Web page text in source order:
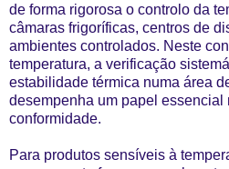
de forma rigorosa o controlo da
câmaras frigoríficas, centros de
ambientes controlados. Neste
temperatura, a verificação
estabilidade térmica numa área
desempenha um papel essencial
conformidade.
Para produtos sensíveis à